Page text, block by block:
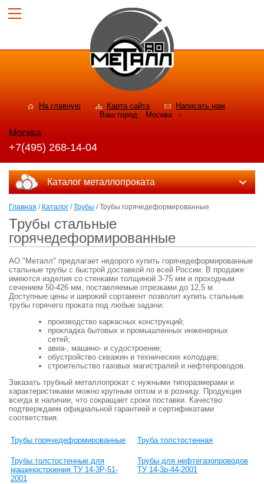
На главную Карта сайта
Написать нам
Ваш город:
Москва
Москва
+7(495) 268-14-04
Каталог металлопроката
Главная / Каталог /Трубы / Трубы горячедеформированные
Трубы стальные
горячедеформированные
АО "Металл" предлагает недорого купить горячедеформированные
стальные трубы с быстрой доставкой по всей России. В продаже
имеются изделия со стенками толщиной 3-75 мм и проходным
сечением 50-426 мм, поставляемые отрезками до 12,5 м.
Доступные цены и широкий сортамент позволит купить стальные
трубы горячего проката под любые задачи:
производство каркасных конструкций;
прокладка бытовых и промышленных инженерных
сетей;
авиа-, машино- и судостроение;
обустройство скважин и технических колодцев;
строительство газовых магистралей и нефтепроводов.
Заказать трубный металлопрокат с нужными типоразмерами и
характеристиками можно крупным оптом и в розницу. Продукция
всегда в наличии, что сокращает сроки поставки. Качество
подтверждаем официальной гарантией и сертификатами
соответствия.
Трубы горячедеформированные Труба толстостенная
Трубы толстостенные для
машиностроения ТУ 14-3Р-51-
2001
Трубы для нефтегазопроводов
ТУ 14-3р-44-2001